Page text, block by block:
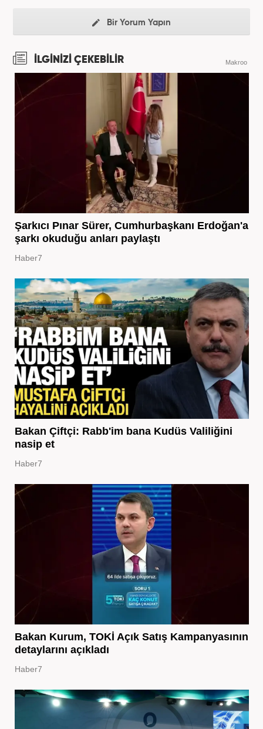
Bir Yorum Yapın
İLGİNİZİ ÇEKEBİLİR Makroo
Şarkıcı Pınar Sürer, Cumhurbaşkanı Erdoğan'a
şarkı okuduğu anları paylaştı
Haber7
Bakan Çiftçi: Rabb'im bana Kudüs Valiliğini
nasip et
Haber7
Bakan Kurum, TOKİ Açık Satış Kampanyasının
detaylarını açıkladı
Haber7